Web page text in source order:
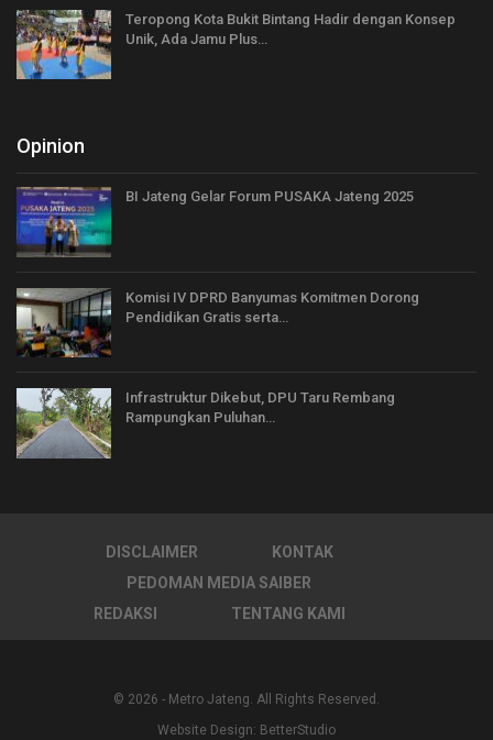
Teropong Kota Bukit Bintang Hadir dengan Konsep
Unik, Ada Jamu Plus…
Opinion
BI Jateng Gelar Forum PUSAKA Jateng 2025
Komisi IV DPRD Banyumas Komitmen Dorong
Pendidikan Gratis serta…
Infrastruktur Dikebut, DPU Taru Rembang
Rampungkan Puluhan…
DISCLAIMER
KONTAK
PEDOMAN MEDIA SAIBER
REDAKSI
TENTANG KAMI
© 2026 - Metro Jateng. All Rights Reserved.
Website Design: BetterStudio